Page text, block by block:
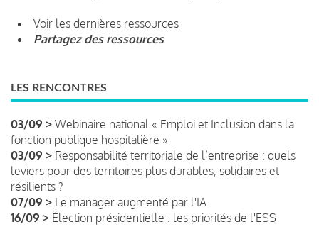
Voir les dernières ressources
Partagez des ressources
LES RENCONTRES
03/09 > Webinaire national « Emploi et Inclusion dans la
fonction publique hospitalière »
03/09 > Responsabilité territoriale de l’entreprise : quels
leviers pour des territoires plus durables, solidaires et
résilients ?
07/09 > Le manager augmenté par l'IA
16/09 > Élection présidentielle : les priorités de l'ESS